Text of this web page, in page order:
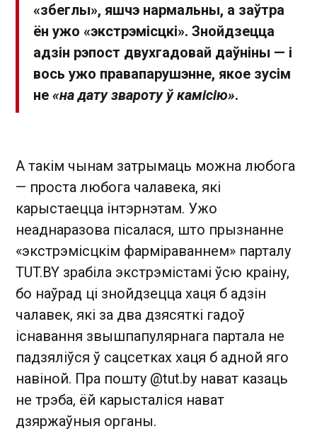
«збеглы», яшчэ нармальны, а заўтра
ён ужо «экстрэмісцкі». Знойдзецца
адзін рэпост двухгадовай даўніны — і
вось ужо правапарушэнне, якое зусім
не «на дату звароту ў камісію».
А такім чынам затрымаць можна любога
— проста любога чалавека, які
карыстаецца інтэрнэтам. Ужо
неаднаразова пісалася, што прызнанне
«экстрэмісцкім фарміраваннем» парталу
TUT.BY зрабіла экстрэмістамі ўсю краіну,
бо наўрад ці знойдзецца хаця б адзін
чалавек, які за два дзясяткі гадоў
існавання звышпапулярнага партала не
падзяліўся ў сацсетках хаця б адной яго
навіной. Пра пошту @tut.by нават казаць
не трэба, ёй карысталіся нават
дзяржаўныя органы.